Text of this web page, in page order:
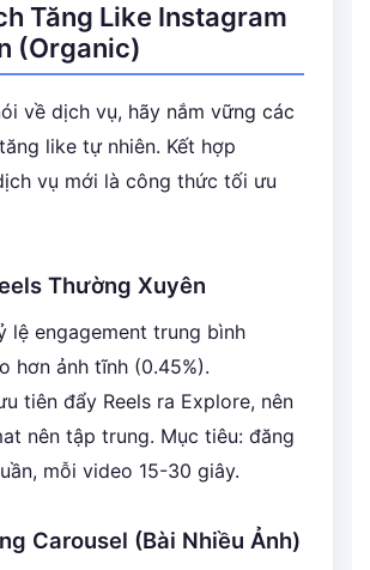
Tăng Like Instagram
(Organic)
về dịch vụ, hãy nắm vững các
like tự nhiên. Kết hợp
vụ mới là công thức tối ưu
Thường Xuyên
lệ engagement trung bình
hơn ảnh tĩnh (0.45%).
tiên đẩy Reels ra Explore, nên
nên tập trung. Mục tiêu: đăng
mỗi video 15-30 giây.
Carousel (Bài Nhiều Ảnh)